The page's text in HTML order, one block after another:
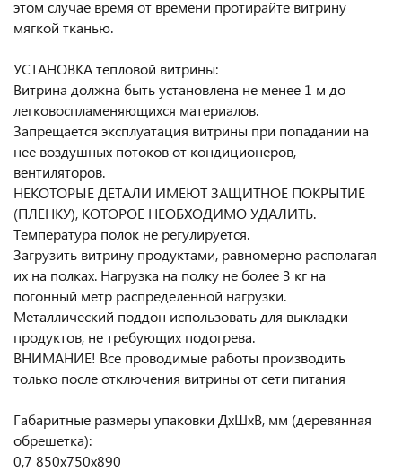
этом случае время от времени протирайте витрину
мягкой тканью.
УСТАНОВКА тепловой витрины:
Витрина должна быть установлена не менее 1 м до
легковоспламеняющихся материалов.
Запрещается эксплуатация витрины при попадании на
нее воздушных потоков от кондиционеров,
вентиляторов.
НЕКОТОРЫЕ ДЕТАЛИ ИМЕЮТ ЗАЩИТНОЕ ПОКРЫТИЕ
(ПЛЕНКУ), КОТОРОЕ НЕОБХОДИМО УДАЛИТЬ.
Температура полок не регулируется.
Загрузить витрину продуктами, равномерно располагая
их на полках. Нагрузка на полку не более 3 кг на
погонный метр распределенной нагрузки.
Металлический поддон использовать для выкладки
продуктов, не требующих подогрева.
ВНИМАНИЕ! Все проводимые работы производить
только после отключения витрины от сети питания
Габаритные размеры упаковки ДхШхВ, мм (деревянная
обрешетка):
0,7 850х750х890